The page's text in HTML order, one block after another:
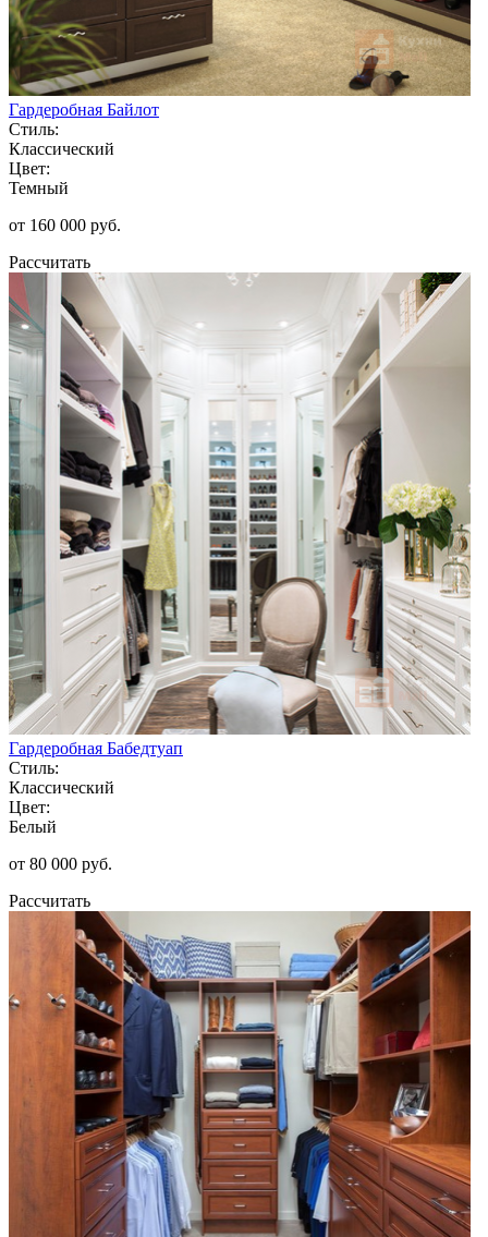
Гардеробная Байлот
Стиль:
Классический
Цвет:
Темный
от 160 000 руб.
Рассчитать
Гардеробная Бабедтуап
Стиль:
Классический
Цвет:
Белый
от 80 000 руб.
Рассчитать